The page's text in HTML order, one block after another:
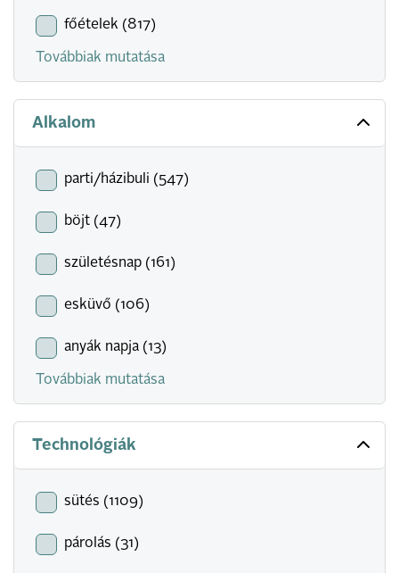
főételek (817)
Továbbiak mutatása
Alkalom
parti/házibuli (547)
böjt (47)
születésnap (161)
esküvő (106)
anyák napja (13)
Továbbiak mutatása
Technológiák
sütés (1109)
párolás (31)